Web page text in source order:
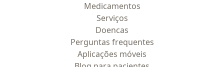
Medicamentos
Serviços
Doencas
Perguntas frequentes
Aplicações móveis